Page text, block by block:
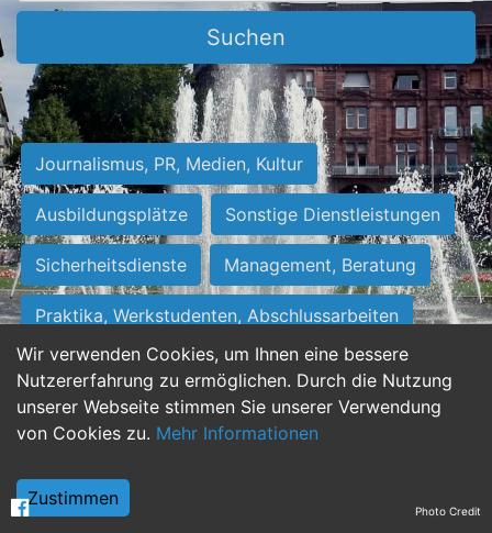
Wir verwenden Cookies, um Ihnen eine bessere
Nutzererfahrung zu ermöglichen. Durch die Nutzung
unserer Webseite stimmen Sie unserer Verwendung
von Cookies zu. Mehr Informationen
Zustimmen
Suchen
Journalismus, PR, Medien, Kultur
Ausbildungsplätze Sonstige Dienstleistungen
Sicherheitsdienste Management, Beratung
Praktika, Werkstudenten, Abschlussarbeiten
Personalwesen Assistenz, Sekretariat
Hilfskräfte, Aushilfs- und Nebenjobs
Weiterbildung, Studium, duale Ausbildung Photo Credit